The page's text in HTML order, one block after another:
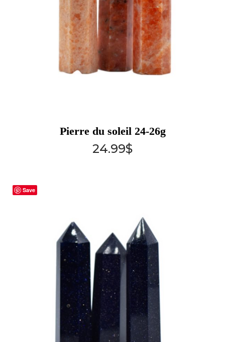
Pierre du soleil 24-26g
24.99$
Save